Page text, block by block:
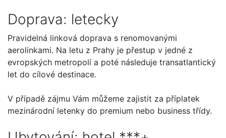
Doprava: letecky
Pravidelná linková doprava s renomovanými
aerolinkami. Na letu z Prahy je přestup v jedné z
evropských metropolí a poté následuje transatlantický
let do cílové destinace.
V případě zájmu Vám můžeme zajistit za příplatek
mezinárodní letenky do premium nebo business třídy.